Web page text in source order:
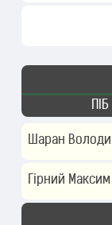
ПІБ
Шаран
Гірний Максим